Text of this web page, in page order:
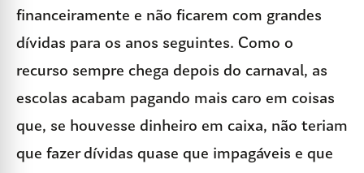
financeiramente e não ficarem com grandes
dívidas para os anos seguintes. Como o
recurso sempre chega depois do carnaval, as
escolas acabam pagando mais caro em coisas
que, se houvesse dinheiro em caixa, não teriam
que fazer dívidas quase que impagáveis e que